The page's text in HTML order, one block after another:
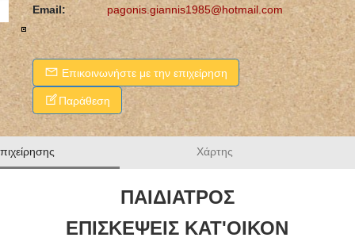
Email:
pagonis.giannis1985@hotmail.com
Επικοινωνήστε με την επιχείρηση
Παράθεση
Χάρτης
ΠΑΙΔΙΑΤΡΟΣ
ΕΠΙΣΚΕΨΕΙΣ ΚΑΤ'ΟΙΚΟΝ
ΦΑΡΜΑΚΕΙΟ ΝΕΑ
ΗΡΑΚΛΕΙΑ ΧΑΛΚΙΔΙΚΗ